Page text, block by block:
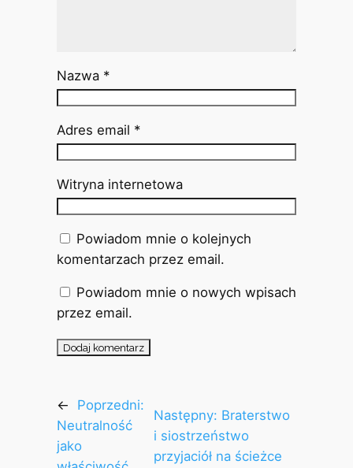
Nazwa *
Adres email *
Witryna internetowa
Powiadom mnie o kolejnych
komentarzach przez email.
Powiadom mnie o nowych wpisach
przez email.
←
Poprzedni:
Neutralność
jako
Następny: Braterstwo
i siostrzeństwo
przyjaciół na ścieżce